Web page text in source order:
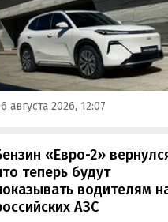
версии EM-R с
установкой
Автомобиль оснащен
системой
названием Electric Motor
Range (EM-R) и
от 30 до 80%
августа 2026, 12:07
«Евро-2»
теперь будут
водителям
АЗС